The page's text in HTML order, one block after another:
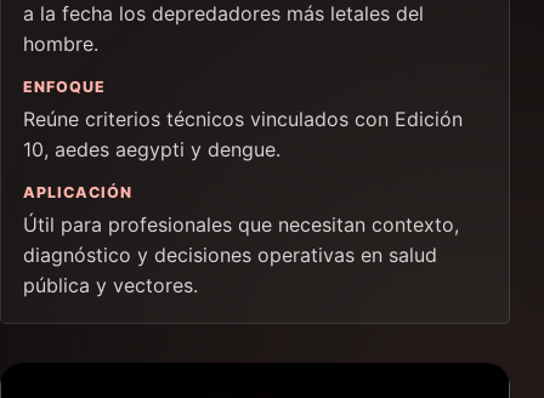
a la fecha los depredadores más letales del
hombre.
ENFOQUE
Reúne criterios técnicos vinculados con Edición
10, aedes aegypti y dengue.
APLICACIÓN
Útil para profesionales que necesitan contexto,
diagnóstico y decisiones operativas en salud
pública y vectores.